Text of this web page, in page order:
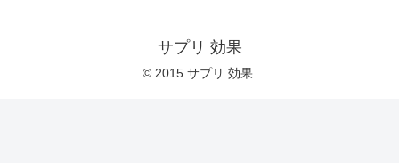
サプリ 効果
© 2015 サプリ 効果.